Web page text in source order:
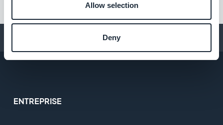
Allow selection
Deny
Conseils pour créer une app
ENTREPRISE